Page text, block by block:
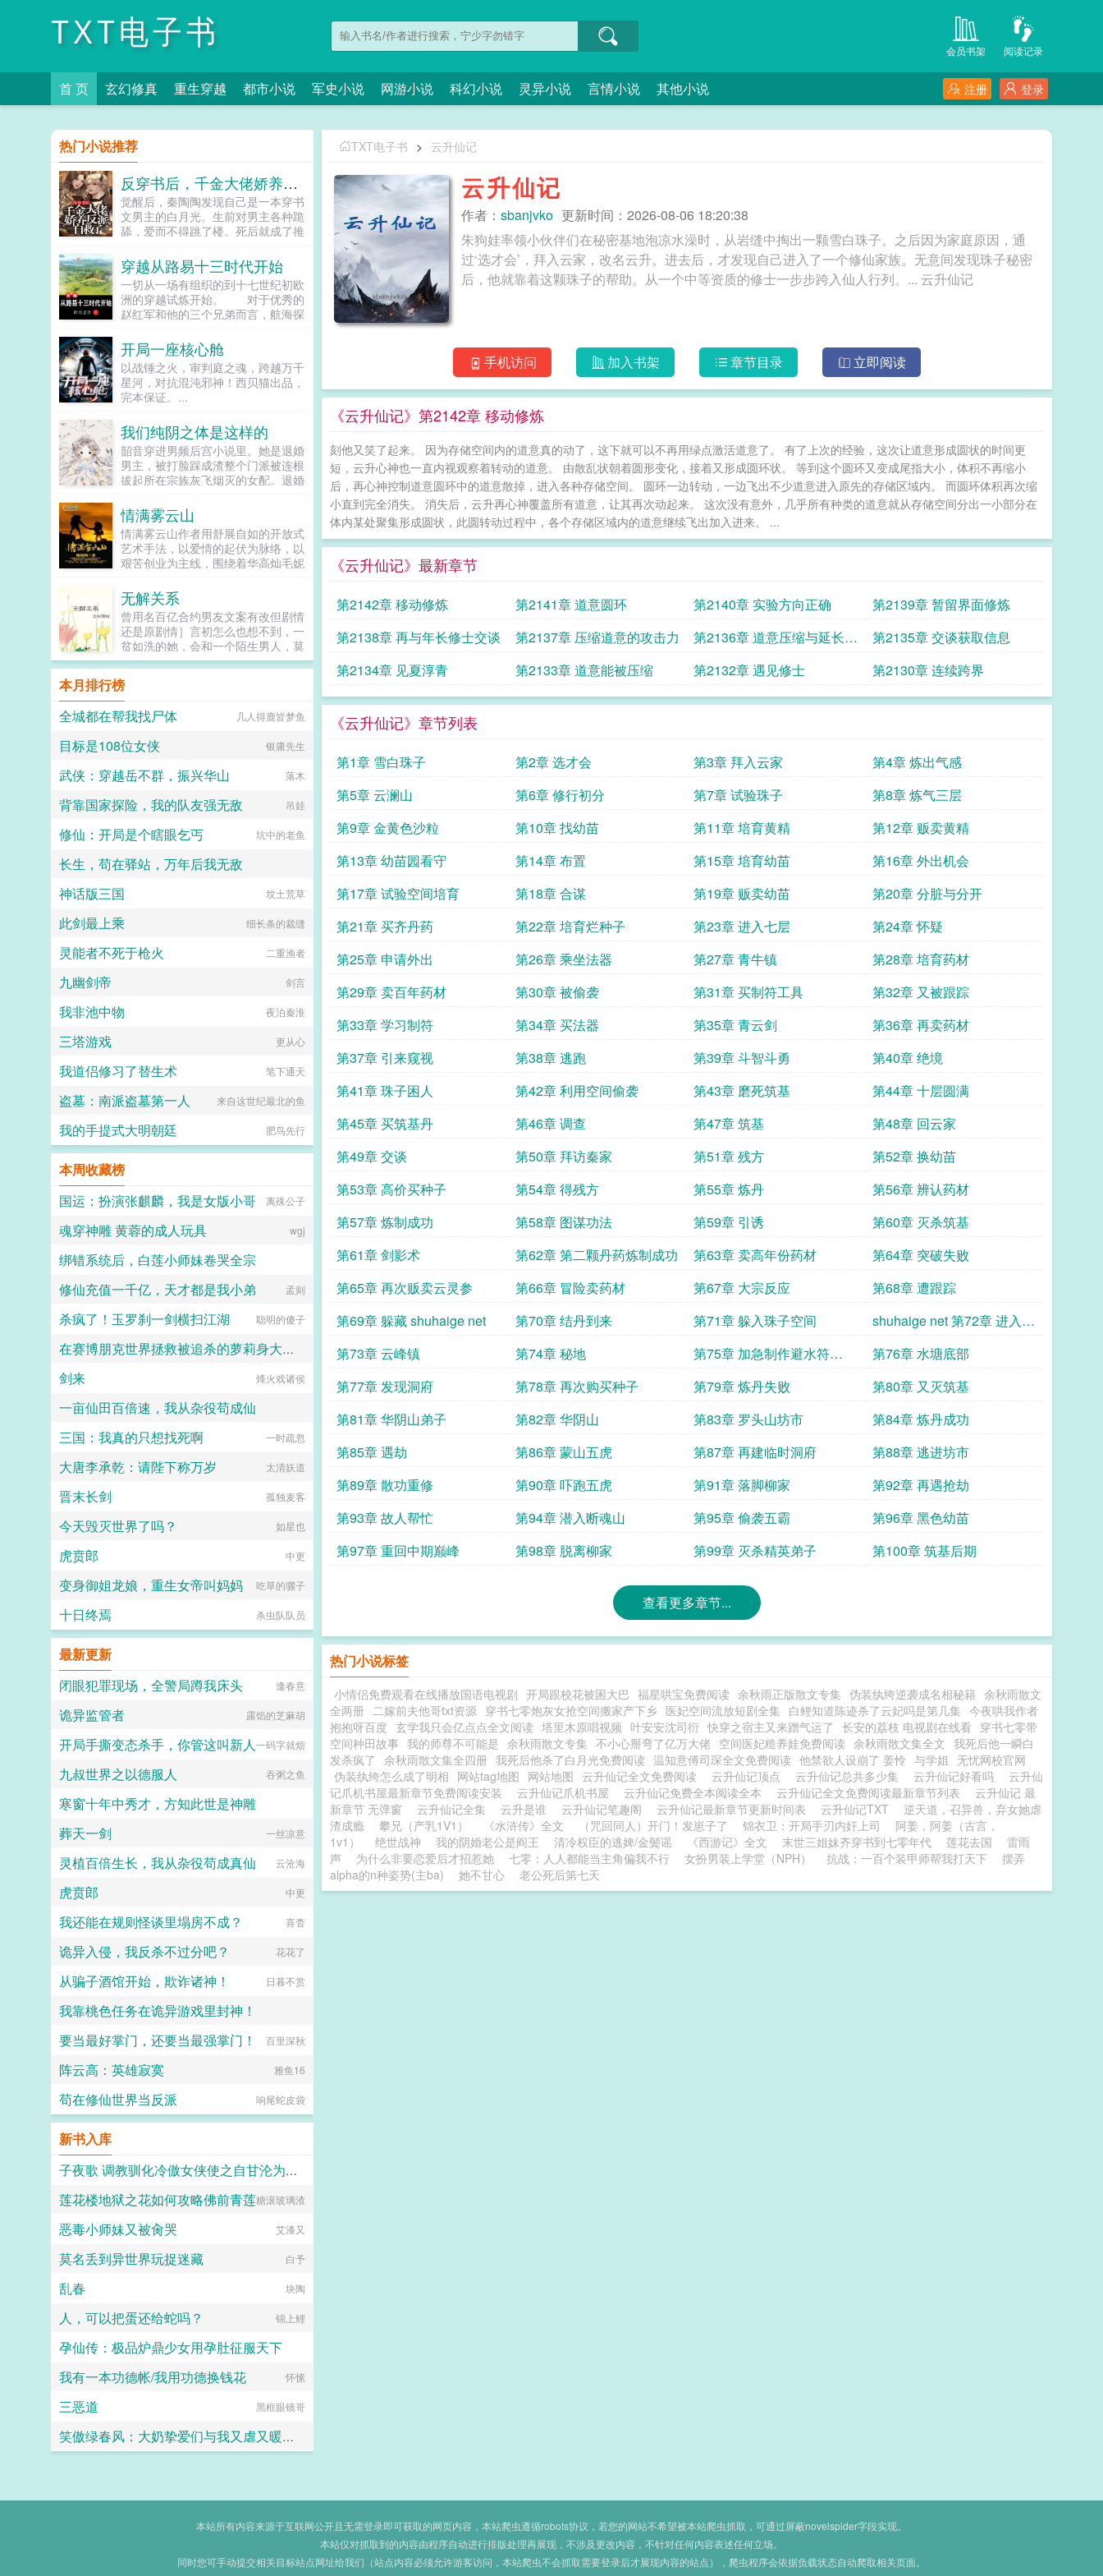
TXT电子书 阅读记录
会员书架
首 页 玄幻修真 重生穿越 都市小说 军史小说 网游小说 科幻小说 灵异小说 言情小说 其他小说 登录
注册
TXT电子书 > 云升仙记
云升仙记
作者： sbanjvko 更新时间：2026-08-06 18:20:38
朱狗娃率领小伙伴们在秘密基地泡凉水澡时，从岩缝中掏出一颗雪白珠子。之后因为家庭原因，通
过‘选才会’，拜入云家，改名云升。进去后，才发现自己进入了一个修仙家族。无意间发现珠子秘密
后，他就靠着这颗珠子的帮助。从一个中等资质的修士一步步跨入仙人行列。... 云升仙记
手机访问 加入书架 章节目录 立即阅读
《云升仙记》第2142章 移动修炼
刻他又笑了起来。 因为存储空间内的道意真的动了，这下就可以不再用绿点激活道意了。 有了上次的经验，这次让道意形成圆状的时间更
短，云升心神也一直内视观察着转动的道意。 由散乱状朝着圆形变化，接着又形成圆环状。 等到这个圆环又变成尾指大小，体积不再缩小
后，再心神控制道意圆环中的道意散掉，进入各种存储空间。 圆环一边转动，一边飞出不少道意进入原先的存储区域内。 而圆环体积再次缩
小直到完全消失。 消失后，云升再心神覆盖所有道意，让其再次动起来。 这次没有意外，几乎所有种类的道意就从存储空间分出一小部分在
体内某处聚集形成圆状，此圆转动过程中，各个存储区域内的道意继续飞出加入进来。 ...
《云升仙记》最新章节
第2142章 移动修炼 第2141章 道意圆环 第2140章 实验方向正确
第2139章 暂留界面修炼
第2138章 再与年长修士交谈
第2137章 压缩道意的攻击力
第2136章 道意压缩与延长寿
命
第2135章 交谈获取信息
第2134章 见夏淳青
第2133章 道意能被压缩 第2132章 遇见修士 第2130章 连续跨界
《云升仙记》章节列表
第1章 雪白珠子 第2章 选才会 第3章 拜入云家
第4章 炼出气感
第5章 云澜山
第6章 修行初分 第7章 试验珠子
第8章 炼气三层
第9章 金黄色沙粒
第10章 找幼苗 第11章 培育黄精
第12章 贩卖黄精
第13章 幼苗园看守
第14章 布置 第15章 培育幼苗
第16章 外出机会
第17章 试验空间培育
第18章 合谋 第19章 贩卖幼苗
第20章 分脏与分开
第21章 买齐丹药
第22章 培育烂种子 第23章 进入七层
第24章 怀疑
第25章 申请外出
第26章 乘坐法器 第27章 青牛镇
第28章 培育药材
第29章 卖百年药材
第30章 被偷袭 第31章 买制符工具
第32章 又被跟踪
第33章 学习制符
第34章 买法器 第35章 青云剑
第36章 再卖药材
第37章 引来窥视
第38章 逃跑 第39章 斗智斗勇
第40章 绝境
第41章 珠子困人
第42章 利用空间偷袭 第43章 磨死筑基
第44章 十层圆满
第45章 买筑基丹
第46章 调查 第47章 筑基
第48章 回云家
第49章 交谈
第50章 拜访秦家 第51章 残方
第52章 换幼苗
第53章 高价买种子
第54章 得残方 第55章 炼丹
第56章 辨认药材
第57章 炼制成功
第58章 图谋功法 第59章 引诱
第60章 灭杀筑基
第61章 剑影术
第62章 第二颗丹药炼制成功 第63章 卖高年份药材
第64章 突破失败
第65章 再次贩卖云灵参
第66章 冒险卖药材 第67章 大宗反应
第68章 遭跟踪
第69章 躲藏 shuhaige net
第70章 结丹到来 第71章 躲入珠子空间
shuhaige net 第72章 进入中
期
第73章 云峰镇 第74章 秘地
第75章 加急制作避水符
shuhaige net
第76章 水塘底部
第77章 发现洞府
第78章 再次购买种子 第79章 炼丹失败
第80章 又灭筑基
第81章 华阴山弟子
第82章 华阴山 第83章 罗头山坊市
第84章 炼丹成功
第85章 遇劫
第86章 蒙山五虎 第87章 再建临时洞府
第88章 逃进坊市
第89章 散功重修
第90章 吓跑五虎 第91章 落脚柳家
第92章 再遇抢劫
第93章 故人帮忙
第94章 潜入断魂山 第95章 偷袭五霸
第96章 黑色幼苗
第97章 重回中期巅峰
第98章 脱离柳家 第99章 灭杀精英弟子 第100章 筑基后期
查看更多章节...
热门小说标签
小情侣免费观看在线播放国语电视剧 开局跟校花被困大巴 福星哄宝免费阅读 余秋雨正版散文专集 伪装纨绔逆袭成名相秘籍 余秋雨散文
全两册 二嫁前夫他哥txt资源 穿书七零炮灰女抢空间搬家产下乡 医妃空间流放短剧全集 白鲤知道陈迹杀了云妃吗是第几集 今夜哄我作者
抱抱呀百度 玄学我只会亿点点全文阅读 塔里木原唱视频 叶安安沈司衍 快穿之宿主又来蹭气运了 长安的荔枝 电视剧在线看 穿书七零带
空间种田故事 我的师尊不可能是 余秋雨散文专集 不小心掰弯了亿万大佬 空间医妃糙养娃免费阅读 余秋雨散文集全文 我死后他一瞬白
发杀疯了 余秋雨散文集全四册 我死后他杀了白月光免费阅读 温知意傅司琛全文免费阅读 他禁欲人设崩了 姜怜 与学姐
无忧网校官网
伪装纨绔怎么成了明相 网站tag地图 网站地图 云升仙记全文免费阅读 云升仙记顶点 云升仙记总共多少集 云升仙记好看吗
云升仙
记爪机书屋最新章节免费阅读安装
云升仙记爪机书屋 云升仙记免费全本阅读全本 云升仙记全文免费阅读最新章节列表
云升仙记 最
新章节 无弹窗
云升仙记全集 云升是谁 云升仙记笔趣阁 云升仙记最新章节更新时间表 云升仙记TXT
逆天道，召异兽，弃女她虐
渣成瘾
攀兄（产乳1V1） 《水浒传》全文 （咒回同人）开门！发崽子了 锦衣卫：开局手刃内奸上司
阿姜，阿姜（古言，
1v1）
绝世战神 我的阴婚老公是阎王 清冷权臣的逃婢/金鬓谣 《西游记》全文 末世三姐妹齐穿书到七零年代 莲花去国
雷雨
声
为什么非要恋爱后才招惹她 七零：人人都能当主角偏我不行 女扮男装上学堂（NPH） 抗战：一百个装甲师帮我打天下
摆弄
alpha的n种姿势(主ba)
她不甘心 老公死后第七天
热门小说推荐
反穿书后，千金大佬娇养反派自救了
觉醒后，秦陶陶发现自己是一本穿书
文男主的白月光。生前对男主各种跪
舔，爱而不得跳了楼。死后就成了推
尸。秦家大小姐不干了！马上开启
王...
穿越从路易十三时代开始
一切从一场有组织的到十七世纪初欧
洲的穿越试炼开始。 对于优秀的
赵红军和他的三个兄弟而言，航海探
前提是通过五百名额的试炼…...
开局一座核心舱
以战锤之火，审判庭之魂，跨越万千
星河，对抗混沌邪神！西贝猫出品，
完本保证。...
我们纯阴之体是这样的
韶音穿进男频后宫小说里。她是退婚
男主，被打脸踩成渣整个门派被连根
拔起所在宗族灰飞烟灭的女配。退婚
清白白的好汉一条，前程光明，未来
无限。但既然他这么记恨N多年后。
龙傲天男主我知道是我配不上你，但
我在你身边鞍前马后了五百年，饭给
你做，衣服给你买，天材地宝为你
情满雾云山
情满雾云山作者用舒展自如的开放式
艺术手法，以爱情的起伏为脉络，以
艰苦创业为主线，围绕着华高灿毛妮
文彬梁仕达丁...
无解关系
曾用名百亿合约男友文案有改但剧情
还是原剧情］言初怎么也想不到，一
贫如洗的她，会和一个陌生男人，莫
名其妙地绑定了一场为期365天的财
富交换。说白了就是他的钱进了她账
户，她的钱进了他账户还转！不！
回！去！好消息对方是陆洺执，陆氏
集团太子爷，多金，年轻，人还帅。
算趁机和她来场合约恋爱。...
本月排行榜
全城都在帮我找尸体
几人得鹿皆梦鱼
目标是108位女侠 银庸先生
武侠：穿越岳不群，振兴华山 落木
背靠国家探险，我的队友强无敌 吊娃
修仙：开局是个瞎眼乞丐 坑中的老鱼
长生，苟在驿站，万年后我无敌
蚊香头家的小弟
神话版三国 坟土荒草
此剑最上乘 细长条的裁缝
灵能者不死于枪火 二重渔者
九幽剑帝 剑言
我非池中物 夜泊秦淮
三塔游戏 更从心
我道侣修习了替生术 笔下通天
盗墓：南派盗墓第一人 来自这世纪最北的鱼
我的手提式大明朝廷 肥鸟先行
本周收藏榜
国运：扮演张麒麟，我是女版小哥
离殊公子
魂穿神雕 黄蓉的成人玩具 wgj
绑错系统后，白莲小师妹卷哭全宗
易水寒Soul
修仙充值一千亿，天才都是我小弟 孟则
杀疯了！玉罗刹一剑横扫江湖 聪明的傻子
在赛博朋克世界拯救被追杀的萝莉身大小姐与伪娘情人
角质忍者
剑来 烽火戏诸侯
一亩仙田百倍速，我从杂役苟成仙
爱吃土豆的腾腾
三国：我真的只想找死啊 一时疏忽
大唐李承乾：请陛下称万岁 太清妖道
晋末长剑 孤独麦客
今天毁灭世界了吗？ 如星也
虎贲郎 中更
变身御姐龙娘，重生女帝叫妈妈 吃草的骡子
十日终焉 杀虫队队员
最新更新
闭眼犯罪现场，全警局蹲我床头
逢春意
诡异监管者 露馅的芝麻胡
开局手撕变态杀手，你管这叫新人一码字就烦
九叔世界之以德服人 吞粥之鱼
寒窗十年中秀才，方知此世是神雕
麻薯布丁球球
葬天一剑 一丝凉意
灵植百倍生长，我从杂役苟成真仙 云沧海
虎贲郎 中更
我还能在规则怪谈里塌房不成？ 喜杳
诡异入侵，我反杀不过分吧？ 花花了
从骗子酒馆开始，欺诈诸神！ 日暮不赏
我靠桃色任务在诡异游戏里封神！
爱喝枸杞的熊猫
要当最好掌门，还要当最强掌门！ 百里深秋
阵云高：英雄寂寞 雅鱼16
苟在修仙世界当反派 响尾蛇皮袋
新书入库
子夜歌 调教驯化冷傲女侠使之自甘沦为妾奴
青
莲花楼地狱之花如何攻略佛前青莲糖滚玻璃渣
恶毒小师妹又被肏哭 艾漆又
莫名丢到异世界玩捉迷藏 白予
乱春 块陶
人，可以把蛋还给蛇吗？ 锦上鲤
孕仙传：极品炉鼎少女用孕肚征服天下
9th-song
我有一本功德帐/我用功德换钱花 怀愫
三恶道 黑框眼镜哥
笑傲绿春风：大奶挚爱们与我又虐又暖的绿爱路
本站所有内容来源于互联网公开且无需登录即可获取的网页内容，本站爬虫遵循robots协议，若您的网站不希望被本站爬虫抓取，可通过屏蔽novelspider字段实现。
本站仅对抓取到的内容由程序自动进行排版处理再展现，不涉及更改内容，不针对任何内容表述任何立场。
同时您可手动提交相关目标站点网址给我们（站点内容必须允许游客访问，本站爬虫不会抓取需要登录后才展现内容的站点），爬虫程序会依据负载状态自动爬取相关页面。